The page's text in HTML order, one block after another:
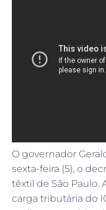
O governador
sexta-feira (5), o
têxtil de São Paulo.
carga tributária do